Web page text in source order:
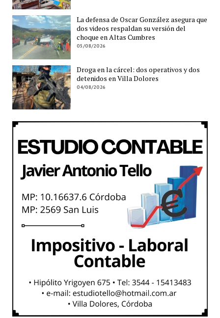
La defensa de Oscar González asegura que
dos videos respaldan su versión del
choque en Altas Cumbres
05/08/2026
Droga en la cárcel: dos operativos y dos
detenidos en Villa Dolores
04/08/2026